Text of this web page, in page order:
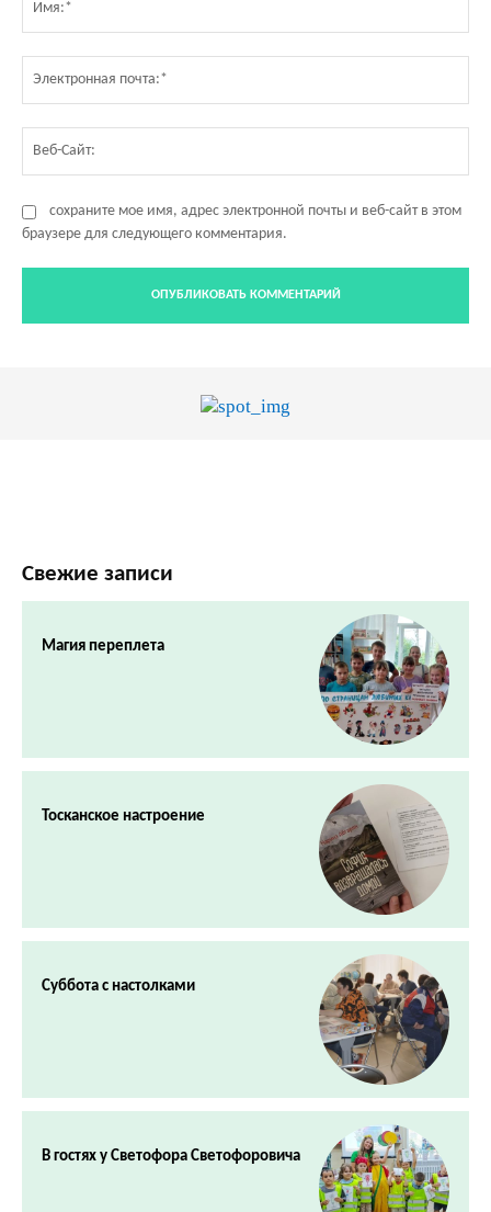
сохраните мое имя, адрес электронной почты и веб-сайт в этом
браузере для следующего комментария.
Свежие записи
Магия переплета
Тосканское настроение
Суббота с настолками
В гостях у Светофора Светофоровича